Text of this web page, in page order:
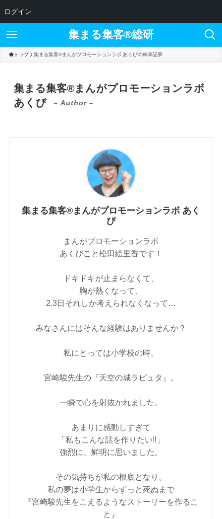
ログイン
集まる集客®︎総研
トップ 集まる集客®︎まんがプロモーションラボ あくびの執筆記事
集まる集客®︎まんがプロモーションラボ
あくび
– Author –
集まる集客®︎まんがプロモーションラボ あく
び
まんがプロモーションラボ
あくびこと松田絵里香です！
ドキドキが止まらなくて、
胸が熱くなって、
2,3日それしか考えられなくなって…
みなさんにはそんな経験はありませんか？
私にとっては小学校の時。
宮崎駿先生の『天空の城ラピュタ』。
一瞬で心を射抜かれました。
あまりに感動しすぎて
「私もこんな話を作りたい‼」
強烈に、鮮明に思いました。
その気持ちが私の根底となり、
私の夢は小学生からずっと死ぬまで
『宮崎駿先生をこえるようなストーリーを作るこ
と』